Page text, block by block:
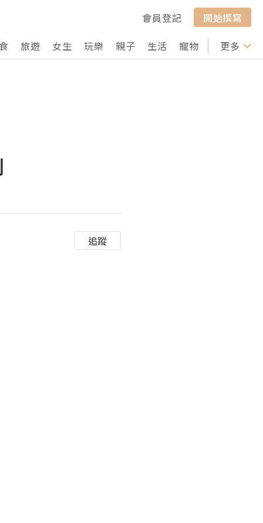
會員登記
開始撰寫
旅遊 女生 玩樂 親子 生活 寵物 行山 打卡
更多
追蹤